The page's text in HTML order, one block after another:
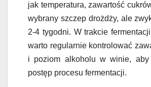
jak temperatura, zawartość
wybrany szczep drożdży, ale
2-4 tygodni. W trakcie
warto regularnie kontrolować
i poziom alkoholu w winie, aby
postęp procesu fermentacji.